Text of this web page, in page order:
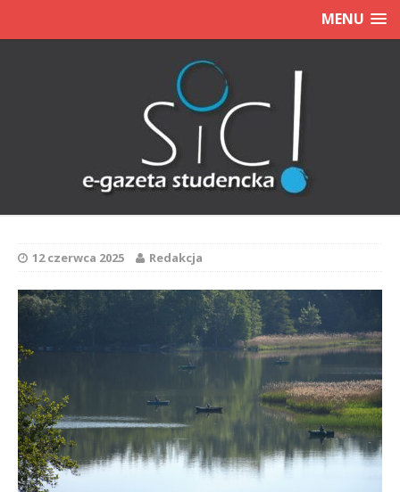
MENU
12 czerwca 2025 Redakcja